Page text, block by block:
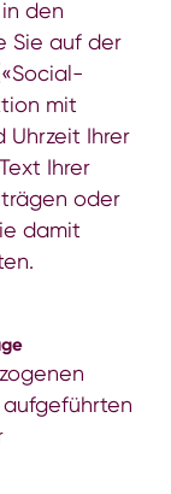
den
Sie auf der
mit
Uhrzeit Ihrer
Ihrer
oder
damit